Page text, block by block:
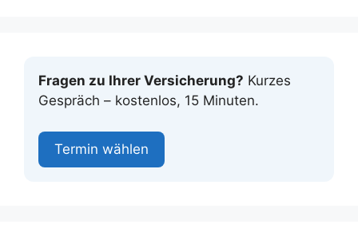
Fragen zu Ihrer Versicherung? Kurzes
Gespräch – kostenlos, 15 Minuten.
Termin wählen